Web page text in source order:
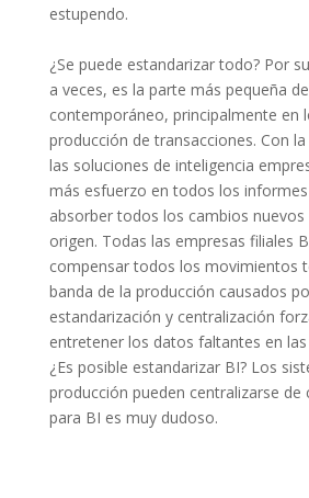
estupendo.
¿Se puede estandarizar todo? Por
a veces, es la parte más pequeña
contemporáneo, principalmente en
producción de transacciones. Con
las soluciones de inteligencia
más esfuerzo en todos los
absorber todos los cambios
origen. Todas las empresas filiales
compensar todos los movimientos
banda de la producción causados
estandarización y centralización
entretener los datos faltantes en
¿Es posible estandarizar BI? Los
producción pueden centralizarse de
para BI es muy dudoso.